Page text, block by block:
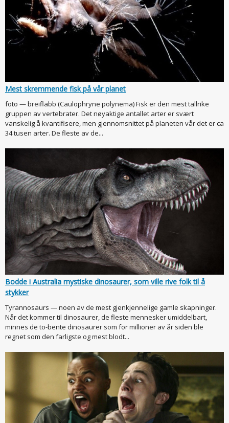
Mest skremmende fisk på vår planet
foto — breiflabb (Caulophryne polynema) Fisk er den mest tallrike
gruppen av vertebrater. Det nøyaktige antallet arter er svært
vanskelig å kvantifisere, men gjennomsnittet på planeten vår det er ca
34 tusen arter. De fleste av de...
Bodde i Australia mystiske dinosaurer, som ville rive folk til å
stykker
Tyrannosaurs — noen av de mest gjenkjennelige gamle skapninger.
Når det kommer til dinosaurer, de fleste mennesker umiddelbart,
minnes de to-bente dinosaurer som for millioner av år siden ble
regnet som den farligste og mest blodt...